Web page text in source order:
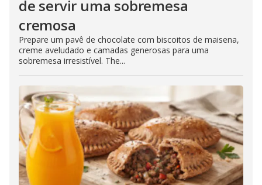
de servir uma sobremesa
cremosa
Prepare um pavê de chocolate com biscoitos de maisena,
creme aveludado e camadas generosas para uma
sobremesa irresistível. The...